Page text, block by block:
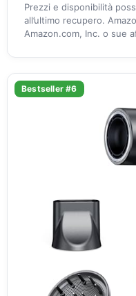
Prezzi e disponibilità
all’ultimo recupero.
Amazon.com, Inc. o sue
Bestseller #6